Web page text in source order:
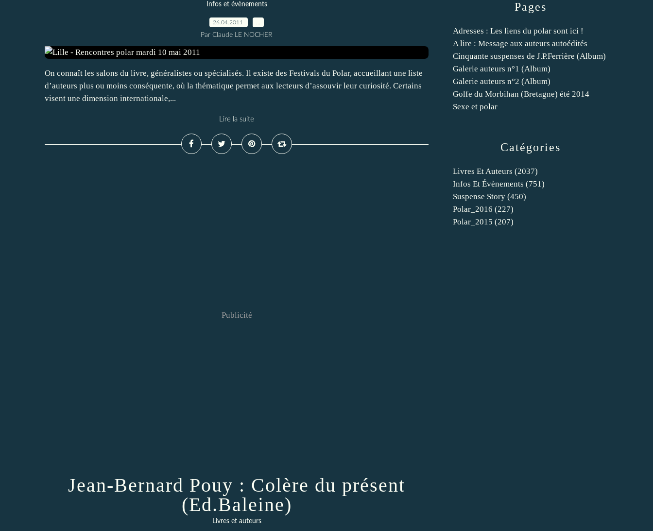
Infos et évènements
26.04.2011
Par Claude LE NOCHER
On connaît les salons du livre, généralistes ou spécialisés. Il existe des Festivals du Polar, accueillant une liste
d’auteurs plus ou moins conséquente, où la thématique permet aux lecteurs d’assouvir leur curiosité. Certains
visent une dimension internationale,...
Lire la suite
Publicité
Jean-Bernard Pouy : Colère du présent
(Ed.Baleine)
Livres et auteurs
Catégories
Livres Et Auteurs (2037)
Infos Et Évènements (751)
Suspense Story (450)
Polar_2016 (227)
Polar_2015 (207)
Pages
Adresses : Les liens du polar sont ici !
A lire : Message aux auteurs autoédités
Cinquante suspenses de J.P.Ferrière (Album)
Galerie auteurs n°1 (Album)
Galerie auteurs n°2 (Album)
Golfe du Morbihan (Bretagne) été 2014
Sexe et polar